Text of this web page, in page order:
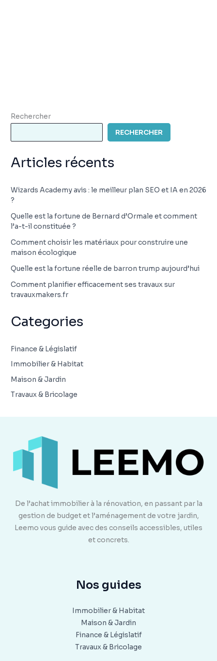
Rechercher
RECHERCHER
Articles récents
Wizards Academy avis : le meilleur plan SEO et IA en 2026
?
Quelle est la fortune de Bernard d’Ormale et comment
l’a-t-il constituée ?
Comment choisir les matériaux pour construire une
maison écologique
Quelle est la fortune réelle de barron trump aujourd’hui
Comment planifier efficacement ses travaux sur
travauxmakers.fr
Categories
Finance & Législatif
Immobilier & Habitat
Maison & Jardin
Travaux & Bricolage
De l’achat immobilier à la rénovation, en passant par la
gestion de budget et l’aménagement de votre jardin,
Leemo vous guide avec des conseils accessibles, utiles
et concrets.
Nos guides
Immobilier & Habitat
Maison & Jardin
Finance & Législatif
Travaux & Bricolage